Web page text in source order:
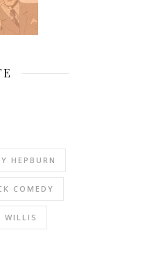
HEPBURN
COMEDY
WILLIS